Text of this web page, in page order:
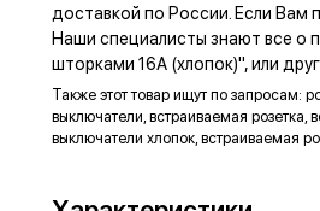
доставкой по России. Если
Наши специалисты знают все о
шторками 16А (хлопок)", или
Также этот товар ищут по запросам:
выключатели, встраиваемая розетка,
выключатели хлопок, встраиваемая